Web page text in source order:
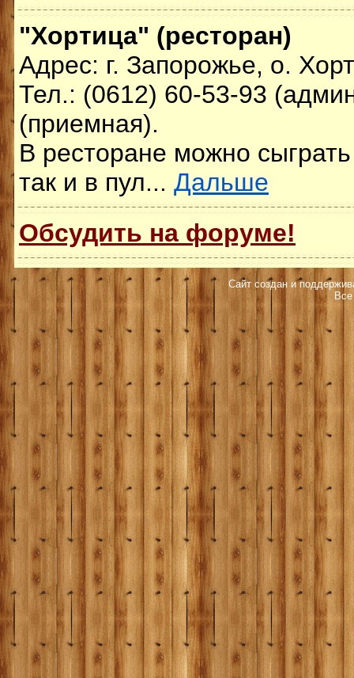
"Хортица" (ресторан)
Адрес: г. Запорожье, о.
Тел.: (0612) 60-53-93
(приемная).
В ресторане можно
так и в пул... Дальше
Обсудить на форуме!
Сайт создан и